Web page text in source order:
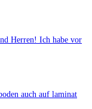
Herren! Ich habe vor
auch auf laminat